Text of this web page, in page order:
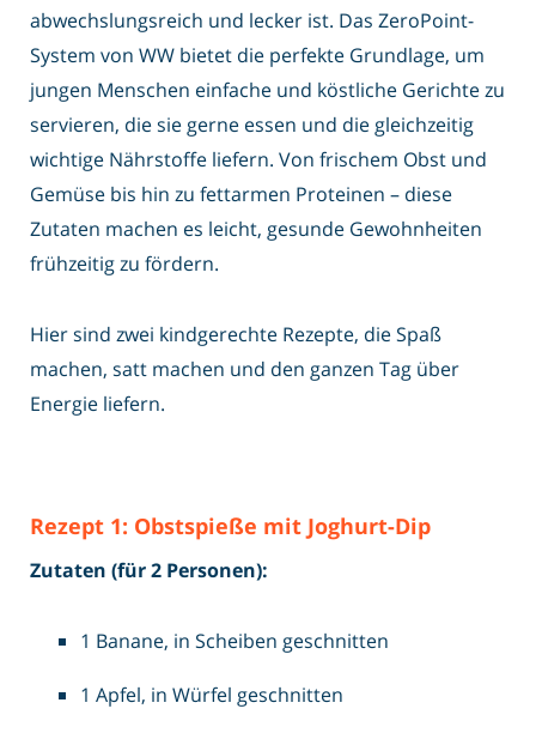
abwechslungsreich und lecker ist. Das ZeroPoint-
System von WW bietet die perfekte Grundlage, um
jungen Menschen einfache und köstliche Gerichte zu
servieren, die sie gerne essen und die gleichzeitig
wichtige Nährstoffe liefern. Von frischem Obst und
Gemüse bis hin zu fettarmen Proteinen – diese
Zutaten machen es leicht, gesunde Gewohnheiten
frühzeitig zu fördern.
Hier sind zwei kindgerechte Rezepte, die Spaß
machen, satt machen und den ganzen Tag über
Energie liefern.
Rezept 1: Obstspieße mit Joghurt-Dip
Zutaten (für 2 Personen):
1 Banane, in Scheiben geschnitten
1 Apfel, in Würfel geschnitten